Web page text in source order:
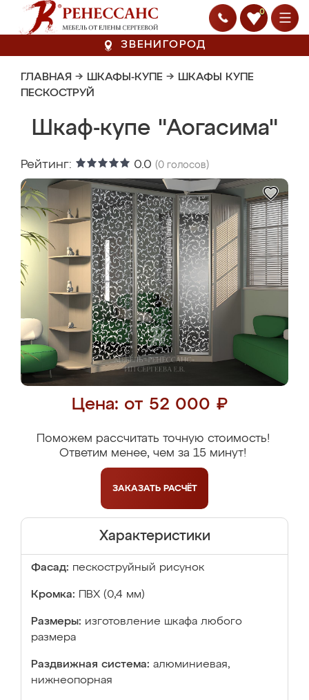
0
ЗВЕНИГОРОД
ГЛАВНАЯ → ШКАФЫ-КУПЕ → ШКАФЫ КУПЕ
ПЕСКОСТРУЙ
Шкаф-купе "Аогасима"
Рейтинг: 0.0 (0 голосов)
Цена: от 52 000 ₽
Поможем рассчитать точную стоимость!
Ответим менее, чем за 15 минут!
ЗАКАЗАТЬ РАСЧЁТ
Характеристики
Фасад: пескоструйный рисунок
Кромка: ПВХ (0,4 мм)
Размеры: изготовление шкафа любого
размера
Раздвижная система: алюминиевая,
нижнеопорная